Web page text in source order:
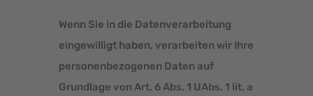
Wenn Sie in die Datenverarbeitung
eingewilligt haben, verarbeiten wir Ihre
personenbezogenen Daten auf
Grundlage von Art. 6 Abs. 1 UAbs. 1 lit. a